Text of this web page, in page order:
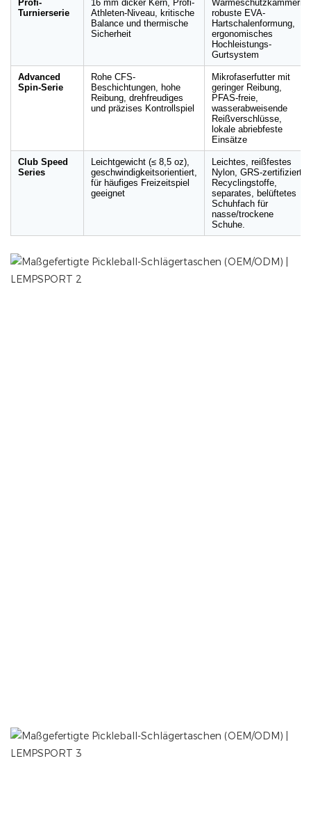
Profi-
Turnierserie
16 mm dicker Kern, Profi-
Athleten-Niveau, kritische
Balance und thermische
Sicherheit
Wärmeschutzkammern,
robuste EVA-
Hartschalenformung,
ergonomisches
Hochleistungs-
Gurtsystem
Advanced
Spin-Serie
Rohe CFS-
Beschichtungen, hohe
Reibung, drehfreudiges
und präzises Kontrollspiel
Mikrofaserfutter mit
geringer Reibung,
PFAS-freie,
wasserabweisende
Reißverschlüsse,
lokale abriebfeste
Einsätze
Club Speed ​​
Series
Leichtgewicht (≤ 8,5 oz),
geschwindigkeitsorientiert,
für häufiges Freizeitspiel
geeignet
Leichtes, reißfestes
Nylon, GRS-zertifizierte
Recyclingstoffe,
separates, belüftetes
Schuhfach für
nasse/trockene
Schuhe.